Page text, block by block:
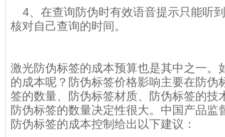
4、在查询防伪时有效语音提示只能听
核对自己查询的时间。
激光防伪标签的成本预算也是其中之一。
的成本呢？防伪标签价格影响主要在防伪
签的数量、防伪标签材质、防伪标签的技
防伪标签的数量决定性很大。中国产品监
防伪标签的成本控制给出以下建议：